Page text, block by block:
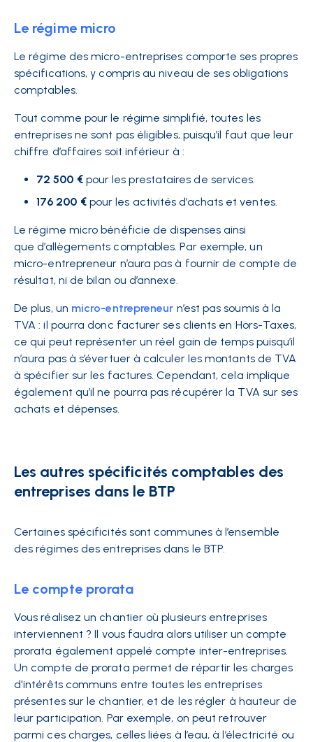
Le régime micro
Le régime des micro-entreprises comporte ses propres
spécifications, y compris au niveau de ses obligations
comptables.
Tout comme pour le régime simplifié, toutes les
entreprises ne sont pas éligibles, puisqu’il faut que leur
chiffre d’affaires soit inférieur à :
72 500 € pour les prestataires de services.
176 200 € pour les activités d’achats et ventes.
Le régime micro bénéficie de dispenses ainsi
que d’allègements comptables. Par exemple, un
micro-entrepreneur n’aura pas à fournir de compte de
résultat, ni de bilan ou d’annexe.
De plus, un micro-entrepreneur n’est pas soumis à la
TVA : il pourra donc facturer ses clients en Hors-Taxes,
ce qui peut représenter un réel gain de temps puisqu’il
n’aura pas à s’évertuer à calculer les montants de TVA
à spécifier sur les factures. Cependant, cela implique
également qu’il ne pourra pas récupérer la TVA sur ses
achats et dépenses.
Les autres spécificités comptables des
entreprises dans le BTP
Certaines spécificités sont communes à l’ensemble
des régimes des entreprises dans le BTP.
Le compte prorata
Vous réalisez un chantier où plusieurs entreprises
interviennent ? Il vous faudra alors utiliser un compte
prorata également appelé compte inter-entreprises.
Un compte de prorata permet de répartir les charges
d'intérêts communs entre toutes les entreprises
présentes sur le chantier, et de les régler à hauteur de
leur participation. Par exemple, on peut retrouver
parmi ces charges, celles liées à l’eau, à l’électricité ou